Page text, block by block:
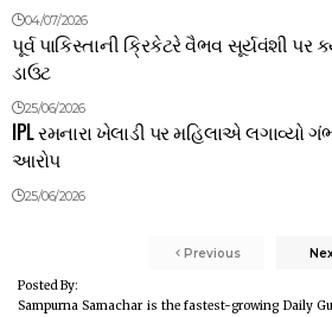
04/07/2026
પૂર્વ પાકિસ્તાની ક્રિકેટરે વૈભવ સૂર્યવંશી પર
ડાઉટ
25/06/2026
IPL રમનારા ખેલાડી પર મહિલાએ લગાવ્યો
આરોપ
25/06/2026
Previous
Posted By:
Sampurna Samachar is the fastest-growing Daily